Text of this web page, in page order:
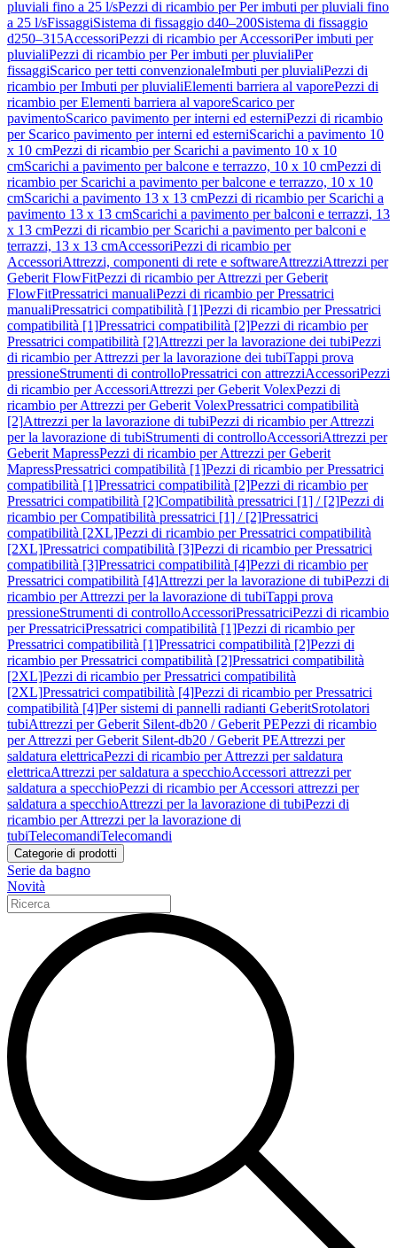
pluviali fino a 25 l/sPezzi di ricambio per Per imbuti per pluviali fino
a 25 l/sFissaggiSistema di fissaggio d40–200Sistema di fissaggio
d250–315AccessoriPezzi di ricambio per AccessoriPer imbuti per
pluvialiPezzi di ricambio per Per imbuti per pluvialiPer
fissaggiScarico per tetti convenzionaleImbuti per pluvialiPezzi di
ricambio per Imbuti per pluvialiElementi barriera al vaporePezzi di
ricambio per Elementi barriera al vaporeScarico per
pavimentoScarico pavimento per interni ed esterniPezzi di ricambio
per Scarico pavimento per interni ed esterniScarichi a pavimento 10
x 10 cmPezzi di ricambio per Scarichi a pavimento 10 x 10
cmScarichi a pavimento per balcone e terrazzo, 10 x 10 cmPezzi di
ricambio per Scarichi a pavimento per balcone e terrazzo, 10 x 10
cmScarichi a pavimento 13 x 13 cmPezzi di ricambio per Scarichi a
pavimento 13 x 13 cmScarichi a pavimento per balconi e terrazzi, 13
x 13 cmPezzi di ricambio per Scarichi a pavimento per balconi e
terrazzi, 13 x 13 cmAccessoriPezzi di ricambio per
AccessoriAttrezzi, componenti di rete e softwareAttrezziAttrezzi per
Geberit FlowFitPezzi di ricambio per Attrezzi per Geberit
FlowFitPressatrici manualiPezzi di ricambio per Pressatrici
manualiPressatrici compatibilità [1]Pezzi di ricambio per Pressatrici
compatibilità [1]Pressatrici compatibilità [2]Pezzi di ricambio per
Pressatrici compatibilità [2]Attrezzi per la lavorazione dei tubiPezzi
di ricambio per Attrezzi per la lavorazione dei tubiTappi prova
pressioneStrumenti di controlloPressatrici con attrezziAccessoriPezzi
di ricambio per AccessoriAttrezzi per Geberit VolexPezzi di
ricambio per Attrezzi per Geberit VolexPressatrici compatibilità
[2]Attrezzi per la lavorazione di tubiPezzi di ricambio per Attrezzi
per la lavorazione di tubiStrumenti di controlloAccessoriAttrezzi per
Geberit MapressPezzi di ricambio per Attrezzi per Geberit
MapressPressatrici compatibilità [1]Pezzi di ricambio per Pressatrici
compatibilità [1]Pressatrici compatibilità [2]Pezzi di ricambio per
Pressatrici compatibilità [2]Compatibilità pressatrici [1] / [2]Pezzi di
ricambio per Compatibilità pressatrici [1] / [2]Pressatrici
compatibilità [2XL]Pezzi di ricambio per Pressatrici compatibilità
[2XL]Pressatrici compatibilità [3]Pezzi di ricambio per Pressatrici
compatibilità [3]Pressatrici compatibilità [4]Pezzi di ricambio per
Pressatrici compatibilità [4]Attrezzi per la lavorazione di tubiPezzi di
ricambio per Attrezzi per la lavorazione di tubiTappi prova
pressioneStrumenti di controlloAccessoriPressatriciPezzi di ricambio
per PressatriciPressatrici compatibilità [1]Pezzi di ricambio per
Pressatrici compatibilità [1]Pressatrici compatibilità [2]Pezzi di
ricambio per Pressatrici compatibilità [2]Pressatrici compatibilità
[2XL]Pezzi di ricambio per Pressatrici compatibilità
[2XL]Pressatrici compatibilità [4]Pezzi di ricambio per Pressatrici
compatibilità [4]Per sistemi di pannelli radianti GeberitSrotolatori
tubiAttrezzi per Geberit Silent-db20 / Geberit PEPezzi di ricambio
per Attrezzi per Geberit Silent-db20 / Geberit PEAttrezzi per
saldatura elettricaPezzi di ricambio per Attrezzi per saldatura
elettricaAttrezzi per saldatura a specchioAccessori attrezzi per
saldatura a specchioPezzi di ricambio per Accessori attrezzi per
saldatura a specchioAttrezzi per la lavorazione di tubiPezzi di
ricambio per Attrezzi per la lavorazione di
tubiTelecomandiTelecomandi
Categorie di prodotti
Serie da bagno
Novità